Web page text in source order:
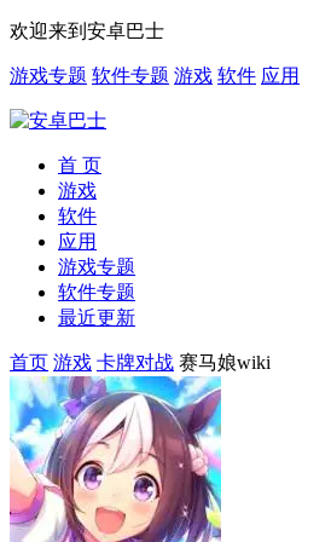
欢迎来到安卓巴士
游戏专题 软件专题 游戏 软件 应用
首 页
游戏
软件
应用
游戏专题
软件专题
最近更新
首页 游戏 卡牌对战 赛马娘wiki